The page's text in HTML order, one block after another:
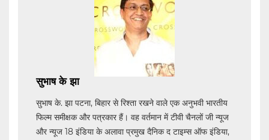
सुभाष के झा
सुभाष के. झा पटना, बिहार से रिश्ता रखने वाले एक अनुभवी भारतीय
फिल्म समीक्षक और पत्रकार हैं। वह वर्तमान में टीवी चैनलों जी न्यूज
और न्यूज 18 इंडिया के अलावा प्रमुख दैनिक द टाइम्स ऑफ इंडिया,